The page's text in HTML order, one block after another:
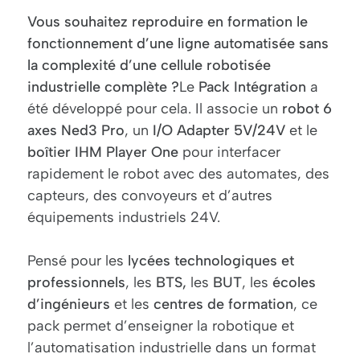
Vous souhaitez reproduire en formation le
fonctionnement d’une ligne automatisée sans
la complexité d’une cellule robotisée
industrielle complète ?Le Pack Intégration a
été développé pour cela. Il associe un robot 6
axes Ned3 Pro, un I/O Adapter 5V/24V et le
boîtier IHM Player One pour interfacer
rapidement le robot avec des automates, des
capteurs, des convoyeurs et d’autres
équipements industriels 24V.
Pensé pour les lycées technologiques et
professionnels, les BTS, les BUT, les écoles
d’ingénieurs et les centres de formation, ce
pack permet d’enseigner la robotique et
l’automatisation industrielle dans un format